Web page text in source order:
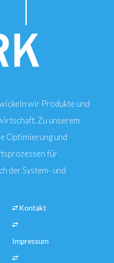
wir Produkte und
Zu unserem
Optimierung und
für
der System- und
Kontakt
Impressum